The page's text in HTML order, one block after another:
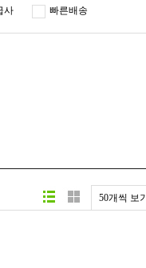
사 빠른배송
50개씩 보기